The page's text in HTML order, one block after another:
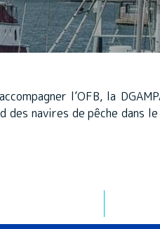
l’OFB, la
des navires de pêche